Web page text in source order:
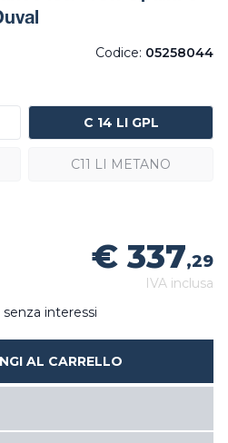
Codice: 05258044
C 14 LI GPL
C11 LI METANO
€ 337,29
IVA inclusa
senza interessi
AL CARRELLO